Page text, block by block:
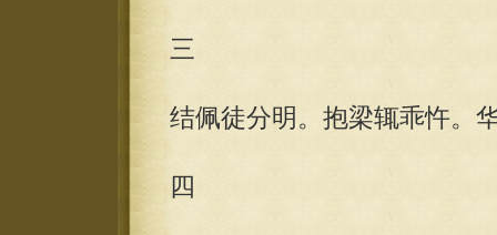
三
结佩徒分明。抱梁辄乖忤。
四